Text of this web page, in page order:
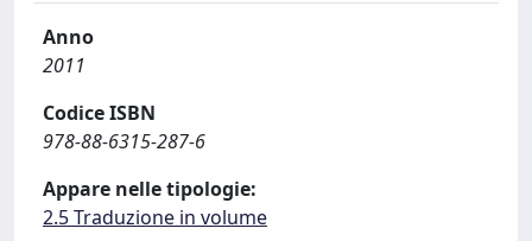
Anno
2011
Codice ISBN
978-88-6315-287-6
Appare nelle tipologie:
2.5 Traduzione in volume